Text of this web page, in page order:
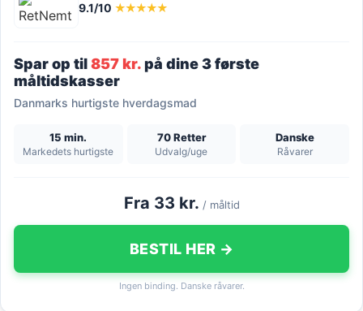
9.1/10 ★★★★★
Spar op til857 kr.på dine 3 første
måltidskasser
Danmarks hurtigste hverdagsmad
15 min.
Markedets hurtigste
70 Retter
Udvalg/uge
Danske
Råvarer
Fra 33 kr. / måltid
BESTIL HER →
Ingen binding. Danske råvarer.